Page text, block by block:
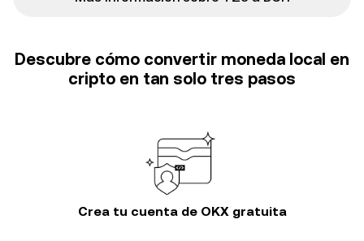
Descubre cómo convertir moneda local en
cripto en tan solo tres pasos
Crea tu cuenta de OKX gratuita